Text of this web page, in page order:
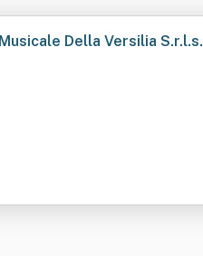
Della Versilia S.r.l.s.